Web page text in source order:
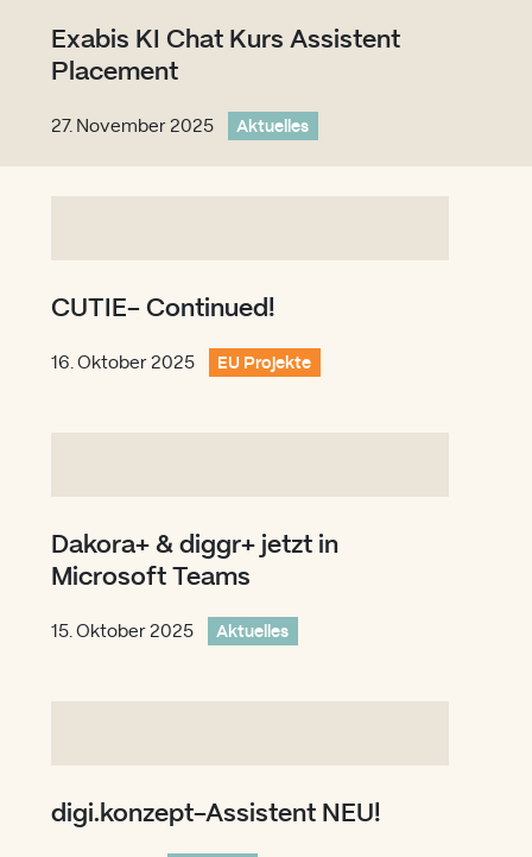
Exabis KI Chat Kurs Assistent
Placement
27. November 2025 Aktuelles
CUTIE- Continued!
16. Oktober 2025 EU Projekte
Dakora+ & diggr+ jetzt in
Microsoft Teams
15. Oktober 2025 Aktuelles
digi.konzept-Assistent NEU!